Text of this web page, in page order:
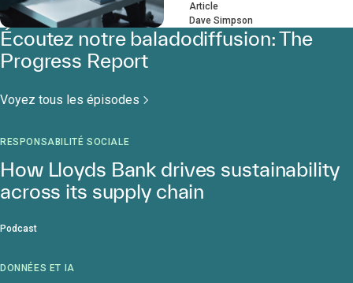
Article
Dave Simpson
Écoutez notre baladodiffusion: The
Progress Report
Voyez tous les épisodes
RESPONSABILITÉ SOCIALE
How Lloyds Bank drives sustainability
across its supply chain
Podcast
DONNÉES ET IA